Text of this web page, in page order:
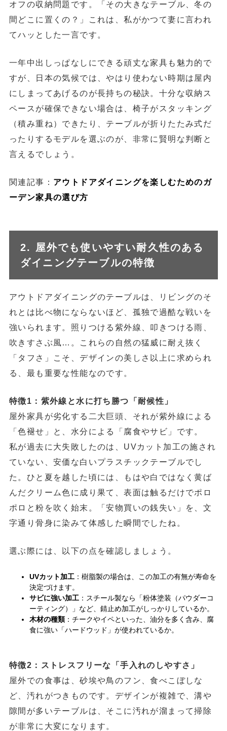
オフの収納問題です。「その大きなテーブル、冬の
間どこに置くの？」これは、私がかつて妻に言われ
てハッとした一言です。
一年中出しっぱなしにできる頑丈な家具も魅力的で
すが、日本の気候では、やはり使わない時期は屋内
にしまってあげるのが長持ちの秘訣。十分な収納ス
ペースが確保できない場合は、椅子がスタッキング
（積み重ね）できたり、テーブルが折りたたみ式だ
ったりするモデルを選ぶのが、非常に賢明な判断と
言えるでしょう。
関連記事： アウトドアダイニングを楽しむためのガ
ーデン家具の選び方
2. 屋外でも使いやすい耐久性のある
ダイニングテーブルの特徴
アウトドアダイニングのテーブルは、リビングのそ
れとは比べ物にならないほど、孤独で過酷な戦いを
強いられます。照りつける紫外線、叩きつける雨、
吹きすさぶ風…。これらの自然の猛威に耐え抜く
「タフさ」こそ、デザインの美しさ以上に求められ
る、最も重要な性能なのです。
特徴1：紫外線と水に打ち勝つ「耐候性」
屋外家具が劣化する二大巨頭、それが紫外線による
「色褪せ」と、水分による「腐食やサビ」です。
私が過去に大失敗したのは、UVカット加工の施され
ていない、安価な白いプラスチックテーブルでし
た。ひと夏を越した頃には、もはや白ではなく黄ば
んだクリーム色に成り果て、表面は触るだけでポロ
ポロと粉を吹く始末。「安物買いの銭失い」を、文
字通り骨身に染みて体感した瞬間でしたね。
選ぶ際には、以下の点を確認しましょう。
UVカット加工：樹脂製の場合は、この加工の有無が寿命を
決定づけます。
サビに強い加工：スチール製なら「粉体塗装（パウダーコ
ーティング）」など、錆止め加工がしっかりしているか。
木材の種類：チークやイペといった、油分を多く含み、腐
食に強い「ハードウッド」が使われているか。
特徴2：ストレスフリーな「手入れのしやすさ」
屋外での食事は、砂埃や鳥のフン、食べこぼしな
ど、汚れがつきものです。デザインが複雑で、溝や
隙間が多いテーブルは、そこに汚れが溜まって掃除
が非常に大変になります。